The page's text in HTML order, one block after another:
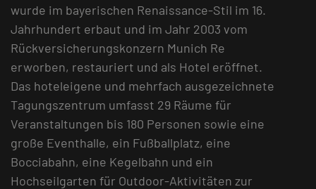
wurde im bayerischen Renaissance-Stil im 16.
Jahrhundert erbaut und im Jahr 2003 vom
Rückversicherungskonzern Munich Re
erworben, restauriert und als Hotel eröffnet.
Das hoteleigene und mehrfach ausgezeichnete
Tagungszentrum umfasst 29 Räume für
Veranstaltungen bis 180 Personen sowie eine
große Eventhalle, ein Fußballplatz, eine
Bocciabahn, eine Kegelbahn und ein
Hochseilgarten für Outdoor-Aktivitäten zur